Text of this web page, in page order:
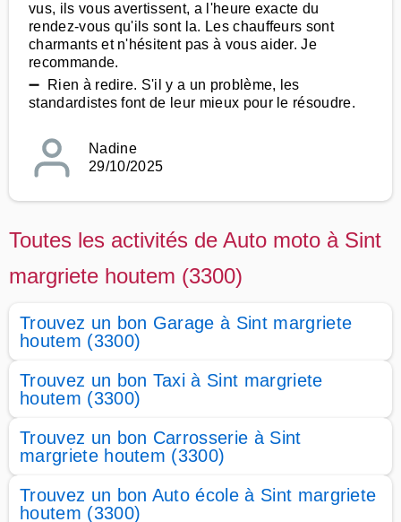
vus, ils vous avertissent, a l'heure exacte du
rendez-vous qu'ils sont la. Les chauffeurs sont
charmants et n'hésitent pas à vous aider. Je
recommande.
➖ Rien à redire. S'il y a un problème, les
standardistes font de leur mieux pour le résoudre.
Nadine
29/10/2025
Toutes les activités de Auto moto à Sint
margriete houtem (3300)
Trouvez un bon Garage à Sint margriete
houtem (3300)
Trouvez un bon Taxi à Sint margriete
houtem (3300)
Trouvez un bon Carrosserie à Sint
margriete houtem (3300)
Trouvez un bon Auto école à Sint margriete
houtem (3300)